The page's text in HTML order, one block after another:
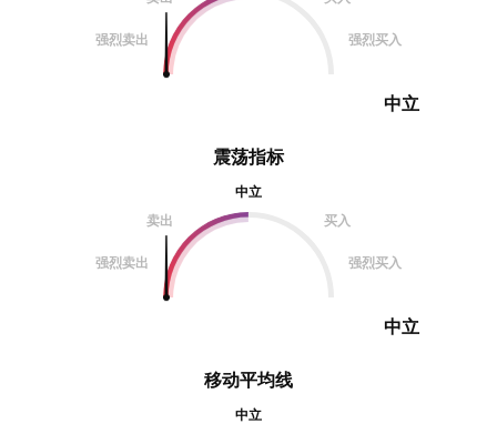
震荡指标
中立
卖出
买入
强烈卖出 强烈买入
中立
强烈卖出 强烈买入
中立
移动平均线
中立